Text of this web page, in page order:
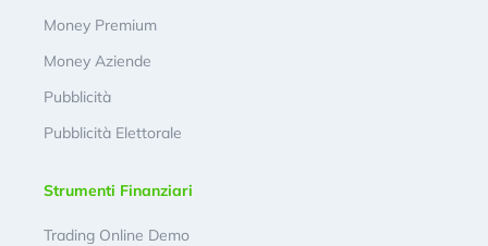
Money Premium
Money Aziende
Pubblicità
Pubblicità Elettorale
Strumenti Finanziari
Trading Online Demo